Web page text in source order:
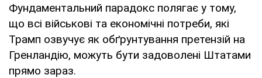
Фундаментальний парадокс полягає у тому,
що всі військові та економічні потреби, які
Трамп озвучує як обґрунтування претензій на
Гренландію, можуть бути задоволені Штатами
прямо зараз.